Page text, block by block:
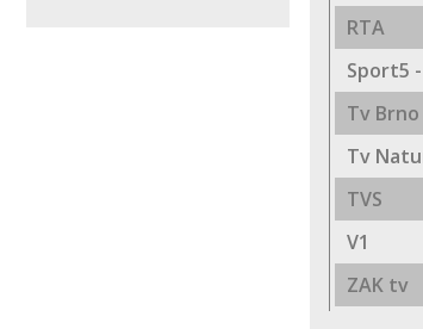
RTA
Sport5
Tv Brno
Tv
TVS
V1
ZAK tv